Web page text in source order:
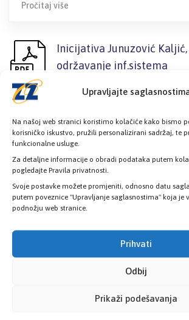
Upravljajte
Na našoj web stranici koristimo kolačiće kako bismo
korisničko iskustvo, pružili personalizirani sadržaj, te
funkcionalne usluge.
Za detaljne informacije o obradi podataka putem
pogledajte Pravila privatnosti.
Svoje postavke možete promjeniti, odnosno datu
putem poveznice "Upravljanje saglasnostima" koja je
podnožju web stranice.
Prihvati
Odbij
Prikaži podešavanja
Pročitaj više
Inicijativa Junuzović
održavanje inf.sistema
Inicijativa Junuzović Kaljić,
održavanje inf.sistema
Pročitaj više
POSLJEDNJE OBJAVE